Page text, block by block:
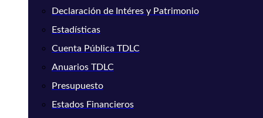
Declaración de Intéres y Patrimonio
Estadísticas
Cuenta Pública TDLC
Anuarios TDLC
Presupuesto
Estados Financieros